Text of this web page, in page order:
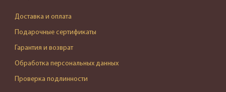
Доставка и оплата
Подарочные сертификаты
Гарантия и возврат
Обработка персональных данных
Проверка подлинности